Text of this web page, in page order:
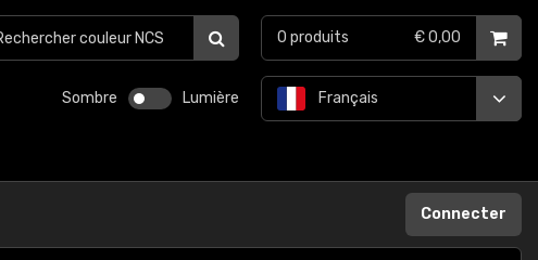
Sombre Lumière Français
0 produits € 0,00
Connecter